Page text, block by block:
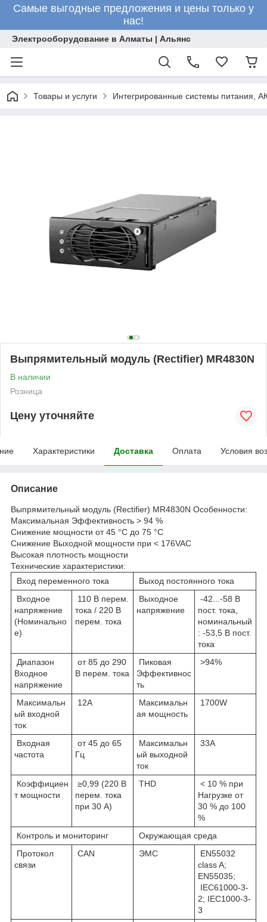
Самые выгодные предложения и цены только у
нас!
Электрооборудование в Алматы | Альянс
Товары и услуги Интегрированные системы питания,
Выпрямительный модуль (Rectifier) MR4830N
В наличии
Розница
Цену уточняйте
Характеристики Доставка Оплата Условия
Описание
Выпрямительный модуль (Rectifier) MR4830N Особенности:
Максимальная Эффективность > 94 %
Снижение мощности от 45 °C до 75 °C
Снижение Выходной мощности при < 176VAC
Высокая плотность мощности
Технические характеристики:
Вход переменного тока
Выход постоянного тока
Входное
напряжение
(Номинально
е)
110 В перем.
тока / 220 В
перем. тока
Выходное
напряжение
-42...-58 В
пост. тока,
номинальный
: -53,5 В пост.
тока
Диапазон
Входное
напряжение
от 85 до 290
В перем. тока
Пиковая
Эффективнос
ть
>94%
Максимальн
ый входной
ток
12A
Максимальн
ая мощность
1700W
Входная
частота
от 45 до 65
Гц
Максимальн
ый выходной
ток
33A
Коэффициен
т мощности
≥0,99 (220 В
перем. тока
при 30 A)
THD
< 10 % при
Нагрузке от
30 % до 100
%
Контроль и мониторинг
Окружающая среда
Протокол
связи
CAN ЭМС
EN55032
class A;
EN55035;
IEC61000-3-
2; IEC1000-3-
3